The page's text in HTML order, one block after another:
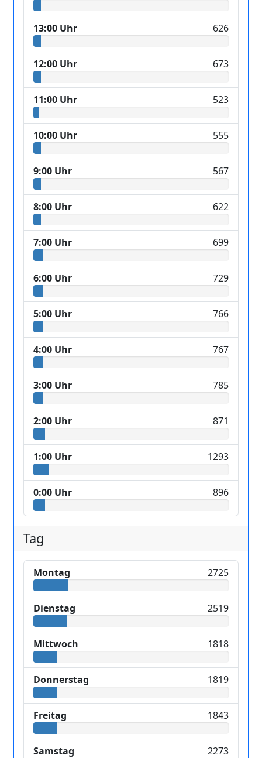
13:00 Uhr 626
12:00 Uhr 673
11:00 Uhr 523
10:00 Uhr 555
9:00 Uhr 567
8:00 Uhr 622
7:00 Uhr 699
6:00 Uhr 729
5:00 Uhr 766
4:00 Uhr 767
3:00 Uhr 785
2:00 Uhr 871
1:00 Uhr 1293
0:00 Uhr 896
Tag
Montag 2725
Dienstag 2519
Mittwoch 1818
Donnerstag 1819
Freitag 1843
Samstag 2273